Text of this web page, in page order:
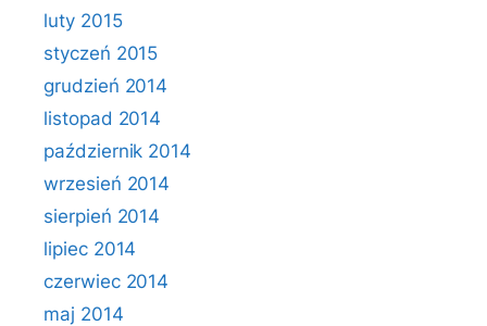
luty 2015
styczeń 2015
grudzień 2014
listopad 2014
październik 2014
wrzesień 2014
sierpień 2014
lipiec 2014
czerwiec 2014
maj 2014